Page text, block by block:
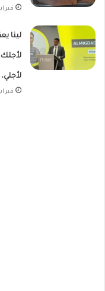
فبراير 3,
لينا
فبراير 3,